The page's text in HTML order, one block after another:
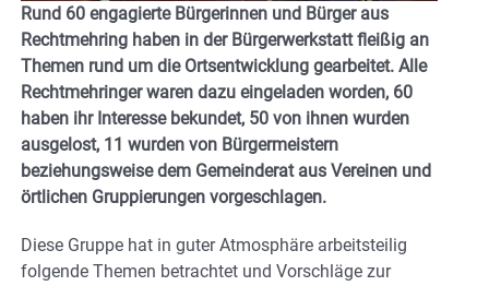
Rund 60 engagierte Bürgerinnen und Bürger aus
Rechtmehring haben in der Bürgerwerkstatt fleißig an
Themen rund um die Ortsentwicklung gearbeitet. Alle
Rechtmehringer waren dazu eingeladen worden, 60
haben ihr Interesse bekundet, 50 von ihnen wurden
ausgelost, 11 wurden von Bürgermeistern
beziehungsweise dem Gemeinderat aus Vereinen und
örtlichen Gruppierungen vorgeschlagen.
Diese Gruppe hat in guter Atmosphäre arbeitsteilig
folgende Themen betrachtet und Vorschläge zur